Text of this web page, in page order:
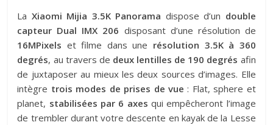
La Xiaomi Mijia 3.5K Panorama dispose d’un double
capteur Dual IMX 206 disposant d’une résolution de
16MPixels et filme dans une résolution 3.5K à 360
degrés, au travers de deux lentilles de 190 degrés afin
de juxtaposer au mieux les deux sources d’images. Elle
intègre trois modes de prises de vue : Flat, sphere et
planet, stabilisées par 6 axes qui empêcheront l’image
de trembler durant votre descente en kayak de la Lesse